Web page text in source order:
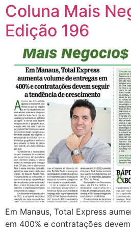
Coluna Mais
Edição 196
Em Manaus, Total Express
em 400% e contratações